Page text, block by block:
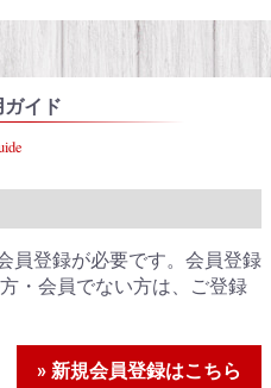
イド
員登録が必要です。会員登録
・会員でない方は、ご登録
» 新規会員登録はこちら